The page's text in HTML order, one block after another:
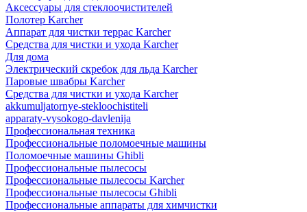
Аксессуары для стеклоочистителей
Полотер Karcher
Аппарат для чистки террас Karcher
Средства для чистки и ухода Karcher
Для дома
Электрический скребок для льда Karcher
Паровые швабры Karcher
Средства для чистки и ухода Karcher
akkumuljatornye-stekloochistiteli
apparaty-vysokogo-davlenija
Профессиональная техника
Профессиональные поломоечные машины
Поломоечные машины Ghibli
Профессиональные пылесосы
Профессиональные пылесосы Karcher
Профессиональные пылесосы Ghibli
Профессиональные аппараты для химчистки